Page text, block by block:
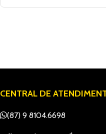
CENTRAL DE
(87) 9 8104.6698